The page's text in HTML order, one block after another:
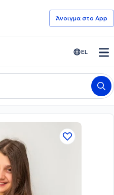
Άνοιγμα στο App
EL